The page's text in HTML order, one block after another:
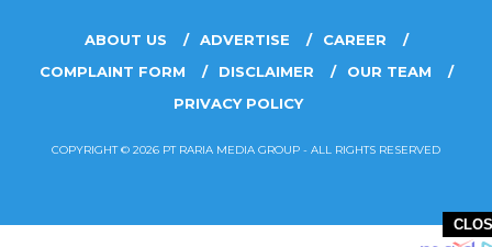
ABOUT US ADVERTISE
CAREER
COMPLAINT FORM
DISCLAIMER
OUR TEAM
PRIVACY POLICY
COPYRIGHT © 2026 PT RARIA MEDIA GROUP - ALL RIGHTS RESERVED